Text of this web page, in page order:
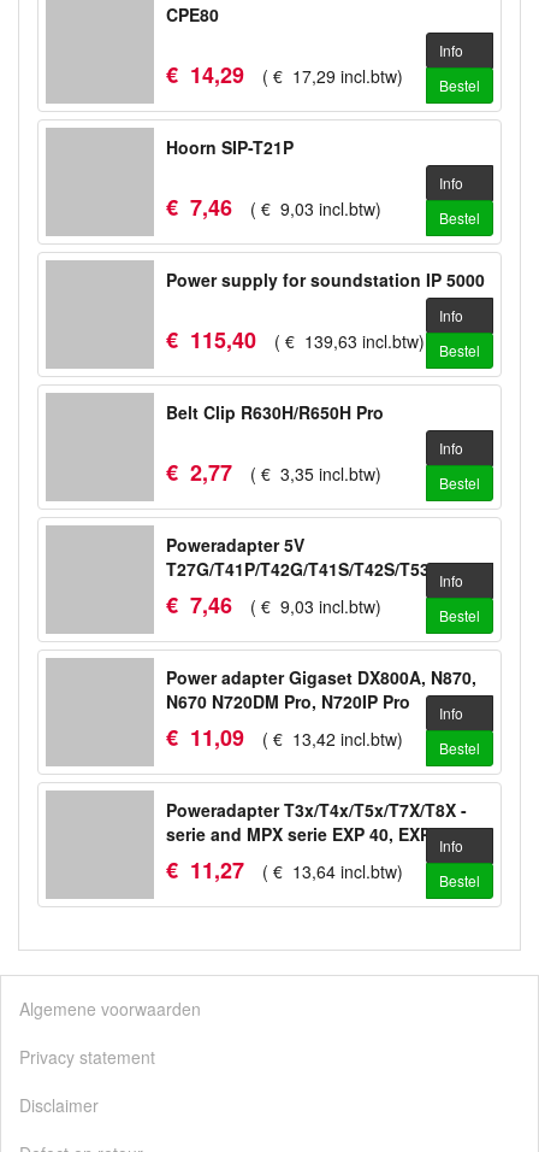
CPE80
€ 14,29 ( € 17,29 incl.btw)
Info
Bestel
Hoorn SIP-T21P
€ 7,46 ( € 9,03 incl.btw)
Info
Bestel
Power supply for soundstation IP 5000
€ 115,40 ( € 139,63 incl.btw)
Info
Bestel
Belt Clip R630H/R650H Pro
€ 2,77 ( € 3,35 incl.btw)
Info
Bestel
Poweradapter 5V
T27G/T41P/T42G/T41S/T42S/T53/T53W/WH64
€ 7,46 ( € 9,03 incl.btw)
Info
Bestel
Power adapter Gigaset DX800A, N870,
N670 N720DM Pro, N720IP Pro
€ 11,09 ( € 13,42 incl.btw)
Info
Bestel
Poweradapter T3x/T4x/T5x/T7X/T8X -
serie and MPX serie EXP 40, EXP 50
€ 11,27 ( € 13,64 incl.btw)
Info
Bestel
Algemene voorwaarden
Privacy statement
Disclaimer